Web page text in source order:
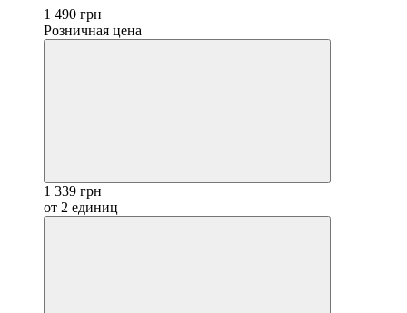
1 490 грн
Розничная цена
1 339 грн
от 2 единиц